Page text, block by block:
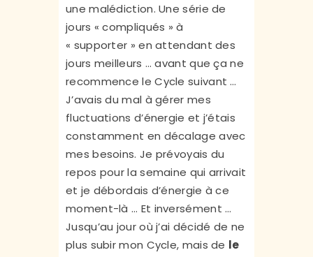
une malédiction. Une série de
jours « compliqués » à
« supporter » en attendant des
jours meilleurs … avant que ça ne
recommence le Cycle suivant …
J’avais du mal à gérer mes
fluctuations d’énergie et j’étais
constamment en décalage avec
mes besoins. Je prévoyais du
repos pour la semaine qui arrivait
et je débordais d’énergie à ce
moment-là … Et inversément …
Jusqu’au jour où j’ai décidé de ne
plus subir mon Cycle, mais de le